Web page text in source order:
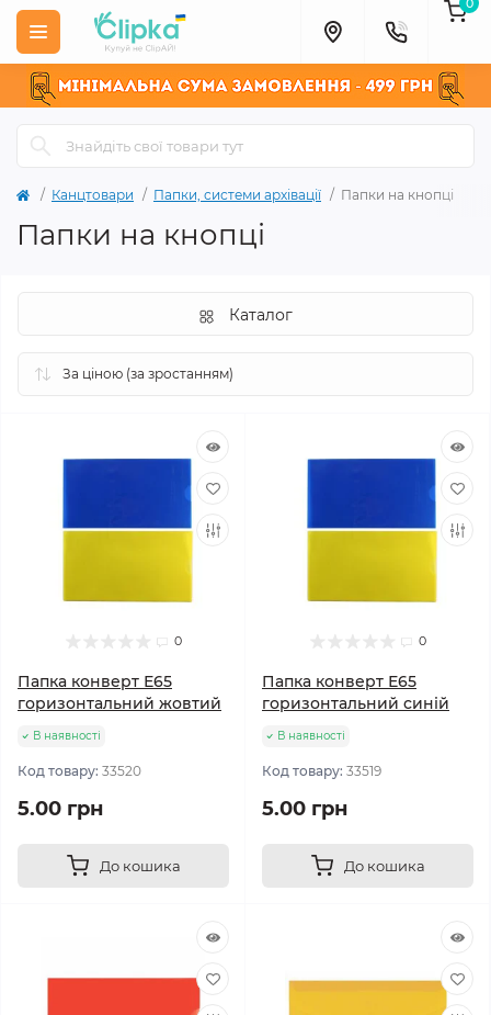
Канцтовари Папки, системи архівації Папки на кнопці
Папки на кнопці
Каталог
0
Папка конверт Е65
горизонтальний жовтий
В наявності
Код товару: 33520
5.00 грн
До кошика
0
Папка конверт Е65
горизонтальний синій
В наявності
Код товару: 33519
5.00 грн
До кошика